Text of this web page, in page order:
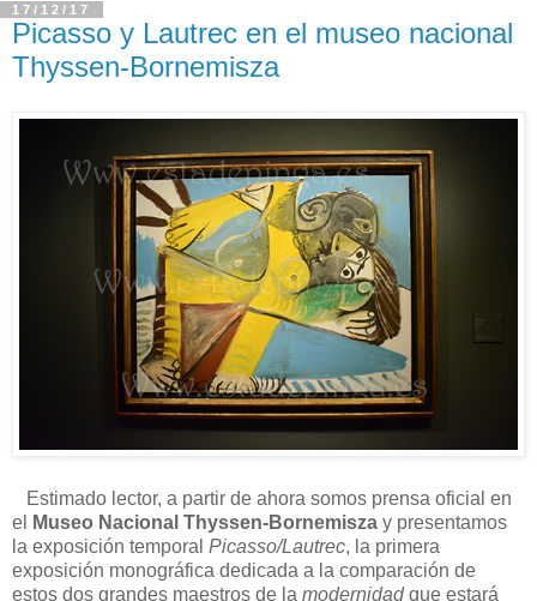
17/12/17
Picasso y Lautrec en el museo nacional
Thyssen-Bornemisza
Estimado lector, a partir de ahora somos prensa oficial en
el
Museo Nacional Thyssen-Bornemisza y presentamos
la exposición temporal Picasso/Lautrec, la primera
exposición monográfica dedicada a la comparación de
estos dos grandes maestros de la modernidadque estará